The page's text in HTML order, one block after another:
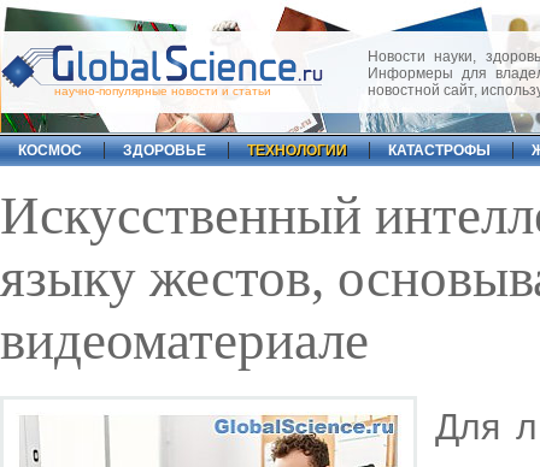
научно-популярные новости и статьи
Новости науки,
Информеры для
новостной сайт,
КОСМОС ЗДОРОВЬЕ ТЕХНОЛОГИИ КАТАСТРОФЫ
Искусственный
языку жестов,
видеоматериале
Для